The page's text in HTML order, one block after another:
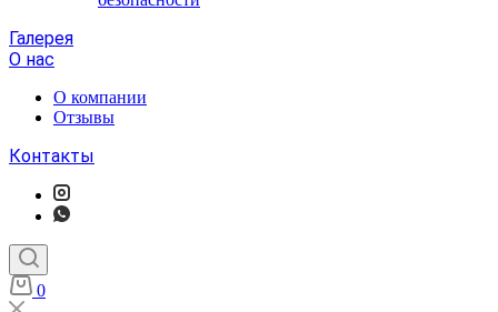
Галерея
О нас
О компании
Отзывы
Контакты
0